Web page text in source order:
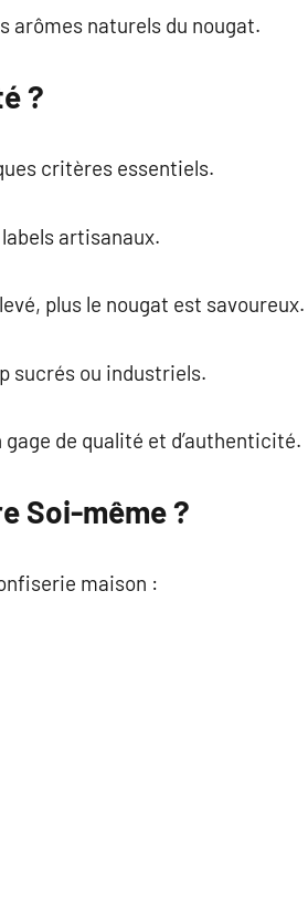
arômes naturels du nougat.
?
critères essentiels.
artisanaux.
plus le nougat est savoureux.
sucrés ou industriels.
de qualité et d’authenticité.
Soi-même ?
maison :